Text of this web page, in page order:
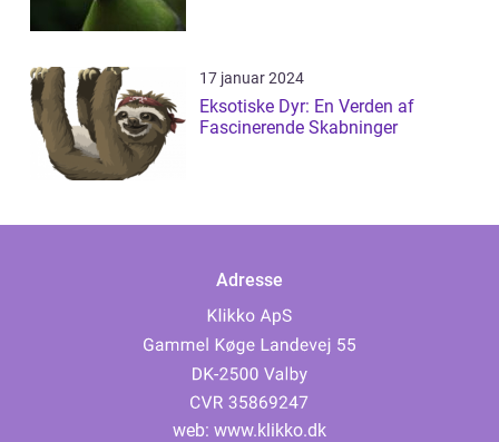
17 januar 2024
Eksotiske Dyr: En Verden af
Fascinerende Skabninger
Adresse
web: www.klikko.dk